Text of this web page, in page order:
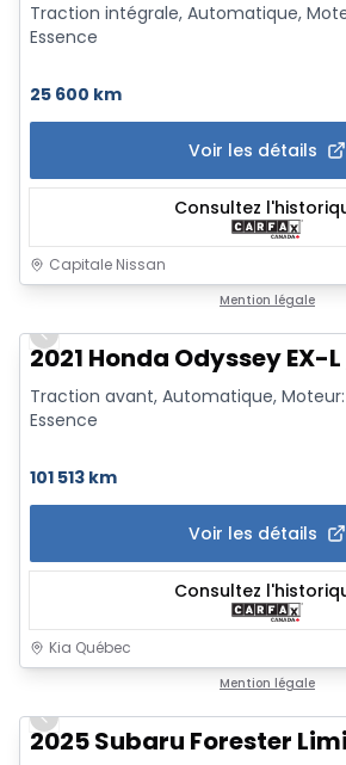
Traction intégrale, Automatique,
Essence
25 600 km
Voir les détails
Consultez
Capitale Nissan
Mention légale
Previous slide
2021 Honda Odyssey
Traction avant, Automatique, Moteur:
Essence
101 513 km
Voir les détails
Consultez
Kia Québec
Mention légale
Previous slide
2025 Subaru Forester